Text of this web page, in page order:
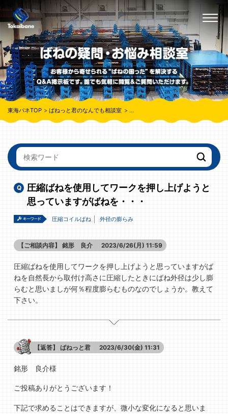
東海バネTOP ばねっと君のなんでも相談室 圧縮ばねを使用してワークを押し上げ
圧縮ばねを使用してワークを押し上げようと
思っていますがばねを・・・
圧縮コイルばね 外径の膨らみ
【ご相談内容】 銘形 良介 2023/6/26(月) 11:59
圧縮ばねを使用してワークを押し上げようと思っていますがば
ねを自然長から取付け高さに圧縮したときにばね外径は少し膨
らむと思いましが何％程度膨らむものなのでしょうか。教えて
下さい。
【返答】 ばねっと君 2023/6/30(金) 11:31
銘形 良介様
ご投稿ありがとうございます！
下記で求めることはできますが、微小な変化になると思いま